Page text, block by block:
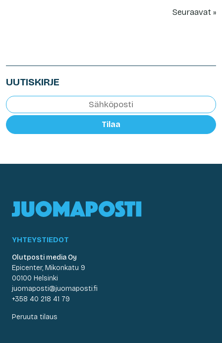
Seuraavat »
UUTISKIRJE
Tilaa
YHTEYSTIEDOT
Olutposti media Oy
Epicenter, Mikonkatu 9
00100 Helsinki
juomaposti@juomaposti.fi
+358 40 218 41 79
Peruuta tilaus